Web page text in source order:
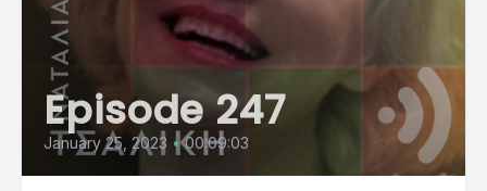
Episode 247
January 25, 2023 • 00:09:03